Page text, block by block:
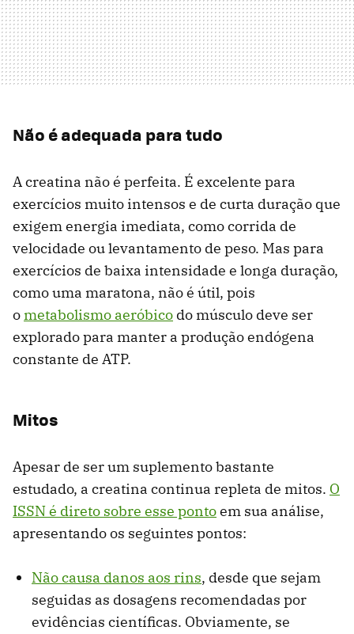
Não é adequada para tudo
A creatina não é perfeita. É excelente para
exercícios muito intensos e de curta duração que
exigem energia imediata, como corrida de
velocidade ou levantamento de peso. Mas para
exercícios de baixa intensidade e longa duração,
como uma maratona, não é útil, pois
ometabolismo aeróbico do músculo deve ser
explorado para manter a produção endógena
constante de ATP.
Mitos
Apesar de ser um suplemento bastante
estudado, a creatina continua repleta de mitos. O
ISSN é direto sobre esse pontoem sua análise,
apresentando os seguintes pontos:
Não causa danos aos rins, desde que sejam
seguidas as dosagens recomendadas por
evidências científicas. Obviamente, se